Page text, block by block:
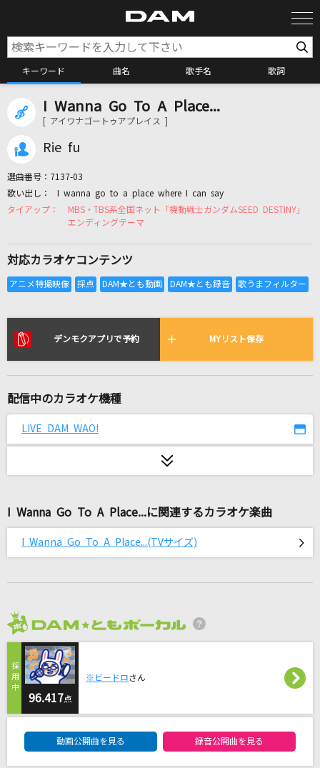
キーワード 曲名 歌手名 歌詞
カラオケ検索
カラオケリクエスト
全国りれき
リアルタイムで歌われている曲の一覧
ラックライフ
緑の日々
小田和正
風神雷神
CHAGE & ASKA
[生音]箱根八里の半次郎
BUMP OF CHICKEN
あぶく
ヨルシカ
タイムマシン
I Wanna Go To A Place...
[ アイワナゴートゥアプレイス ]
Rie fu
選曲番号： 7137-03
I wanna go to a place where I can say
MBS・TBS系全国ネット「機動戦士ガンダムSEED DESTINY」
エンディングテーマ
対応カラオケコンテンツ
デンモクアプリで予約 MYリスト保存
配信中のカラオケ機種
LIVE DAM WAO!
I Wanna Go To A Place...に関連するカラオケ楽曲
I Wanna Go To A Place...(TVサイズ)
96.417点
※ビードロさん
動画公開曲を見る 録音公開曲を見る